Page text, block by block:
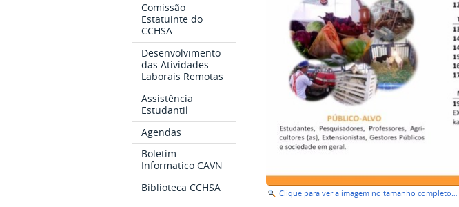
Comissão
Estatuinte do
CCHSA
Desenvolvimento
das Atividades
Laborais Remotas
Assistência
Estudantil
Agendas
Boletim
Informatico CAVN
Biblioteca CCHSA
Clique para ver a imagem no tamanho completo…